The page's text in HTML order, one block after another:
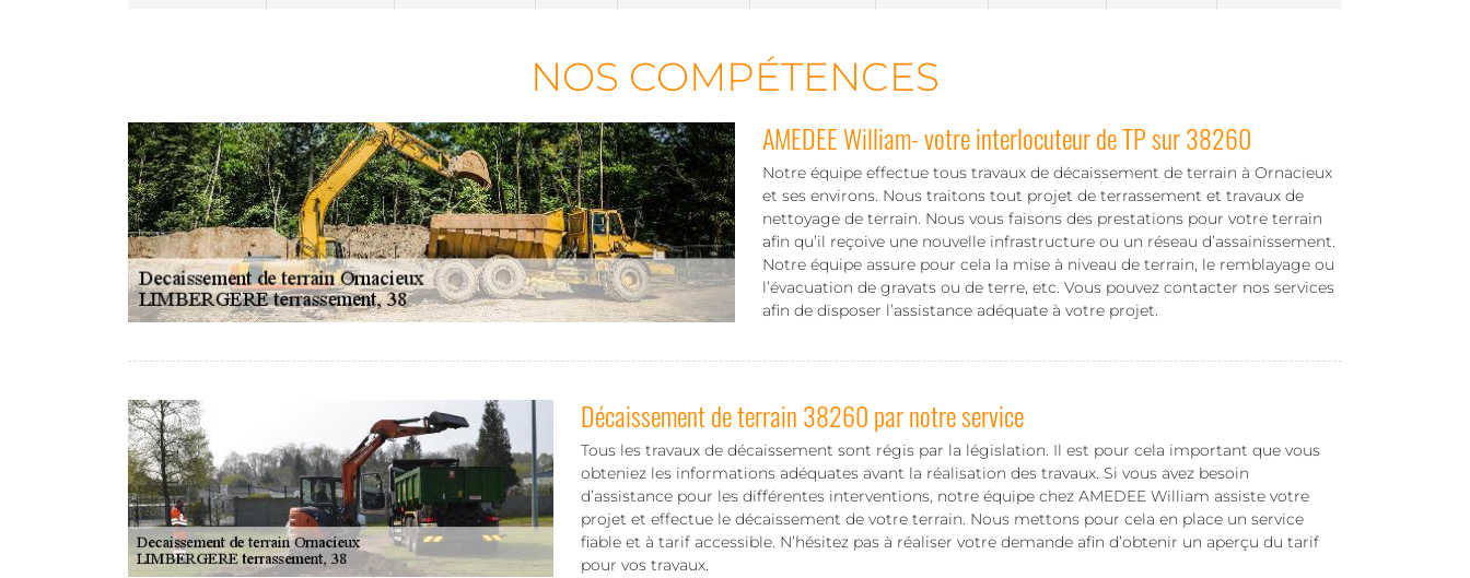
NOS COMPÉTENCES
AMEDEE William- votre interlocuteur de TP sur 38260
Notre équipe effectue tous travaux de décaissement de terrain à Ornacieux
et ses environs. Nous traitons tout projet de terrassement et travaux de
nettoyage de terrain. Nous vous faisons des prestations pour votre terrain
afin qu’il reçoive une nouvelle infrastructure ou un réseau d’assainissement.
Notre équipe assure pour cela la mise à niveau de terrain, le remblayage ou
l’évacuation de gravats ou de terre, etc. Vous pouvez contacter nos services
afin de disposer l’assistance adéquate à votre projet.
Décaissement de terrain 38260 par notre service
Tous les travaux de décaissement sont régis par la législation. Il est pour cela important que vous
obteniez les informations adéquates avant la réalisation des travaux. Si vous avez besoin
d’assistance pour les différentes interventions, notre équipe chez AMEDEE William assiste votre
projet et effectue le décaissement de votre terrain. Nous mettons pour cela en place un service
fiable et à tarif accessible. N’hésitez pas à réaliser votre demande afin d’obtenir un aperçu du tarif
pour vos travaux.